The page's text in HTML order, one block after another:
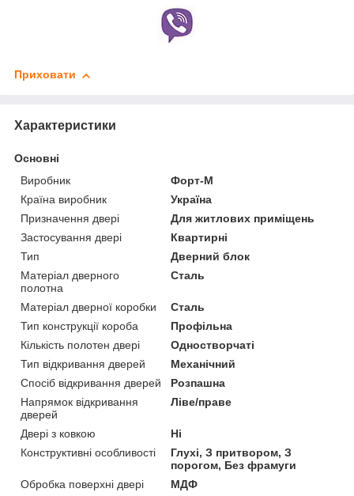
Приховати
Характеристики
Основні
Виробник
Форт-М
Країна виробник
Україна
Призначення двері
Для житлових приміщень
Застосування двері
Квартирні
Тип
Дверний блок
Матеріал дверного
полотна
Сталь
Матеріал дверної коробки
Сталь
Тип конструкції короба
Профільна
Кількість полотен двері
Одностворчаті
Тип відкривання дверей
Механічний
Спосіб відкривання дверей
Розпашна
Напрямок відкривання
дверей
Ліве/праве
Двері з ковкою
Ні
Конструктивні особливості
Глухі, З притвором, З
порогом, Без фрамуги
Обробка поверхні двері
МДФ